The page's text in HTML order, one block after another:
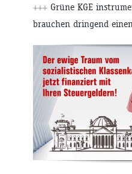
+++ Grüne KGE
brauchen dringend